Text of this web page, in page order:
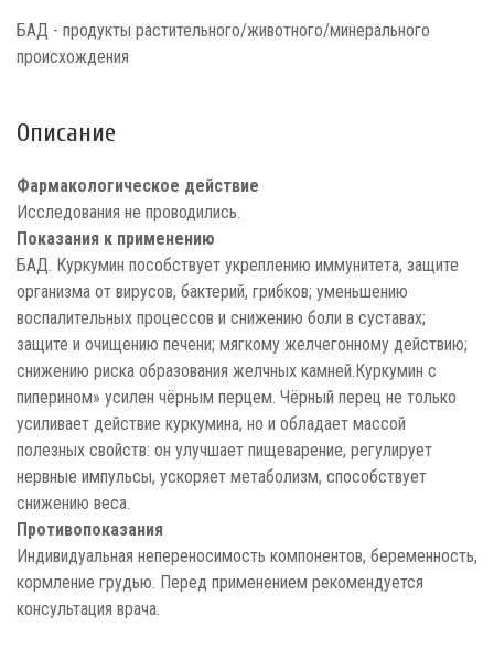
БАД - продукты растительного/животного/минерального
происхождения
Описание
Фармакологическое действие
Исследования не проводились.
Показания к применению
БАД. Куркумин пособствует укреплению иммунитета, защите
организма от вирусов, бактерий, грибков; уменьшению
воспалительных процессов и снижению боли в суставах;
защите и очищению печени; мягкому желчегонному действию;
снижению риска образования желчных камней.Куркумин с
пиперином» усилен чёрным перцем. Чёрный перец не только
усиливает действие куркумина, но и обладает массой
полезных свойств: он улучшает пищеварение, регулирует
нервные импульсы, ускоряет метаболизм, способствует
снижению веса.
Противопоказания
Индивидуальная непереносимость компонентов, беременность,
кормление грудью. Перед применением рекомендуется
консультация врача.